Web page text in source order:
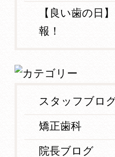
【良い歯の日
報！
スタッフブロ
矯正歯科
院長ブログ